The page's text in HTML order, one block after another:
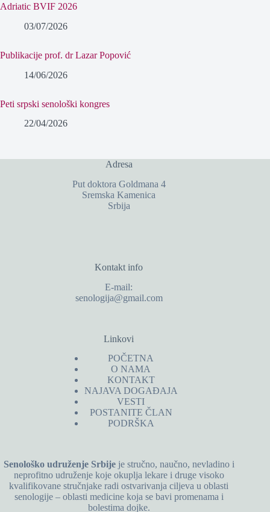
Adriatic BVIF 2026
03/07/2026
Publikacije prof. dr Lazar Popović
14/06/2026
Peti srpski senološki kongres
22/04/2026
Adresa
Put doktora Goldmana 4
Sremska Kamenica
Srbija
Kontakt info
E-mail:
senologija@gmail.com
Linkovi
POČETNA
O NAMA
KONTAKT
NAJAVA DOGAĐAJA
VESTI
POSTANITE ČLAN
PODRŠKA
Senološko udruženje Srbijeje stručno, naučno, nevladino i
neprofitno udruženje koje okuplja lekare i druge visoko
kvalifikovane stručnjake radi ostvarivanja ciljeva u oblasti
senologije – oblasti medicine koja se bavi promenama i
bolestima dojke.